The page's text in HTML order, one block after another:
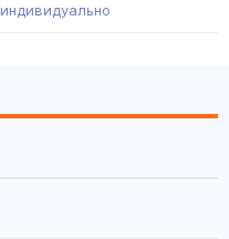
индивидуально